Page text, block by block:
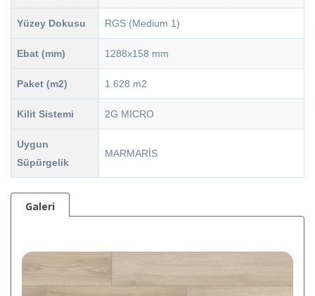
Yüzey Dokusu RGS (Medium 1)
Ebat (mm) 1288x158 mm
Paket (m2) 1.628 m2
Kilit Sistemi 2G MICRO
Uygun
Süpürgelik
MARMARİS
Galeri